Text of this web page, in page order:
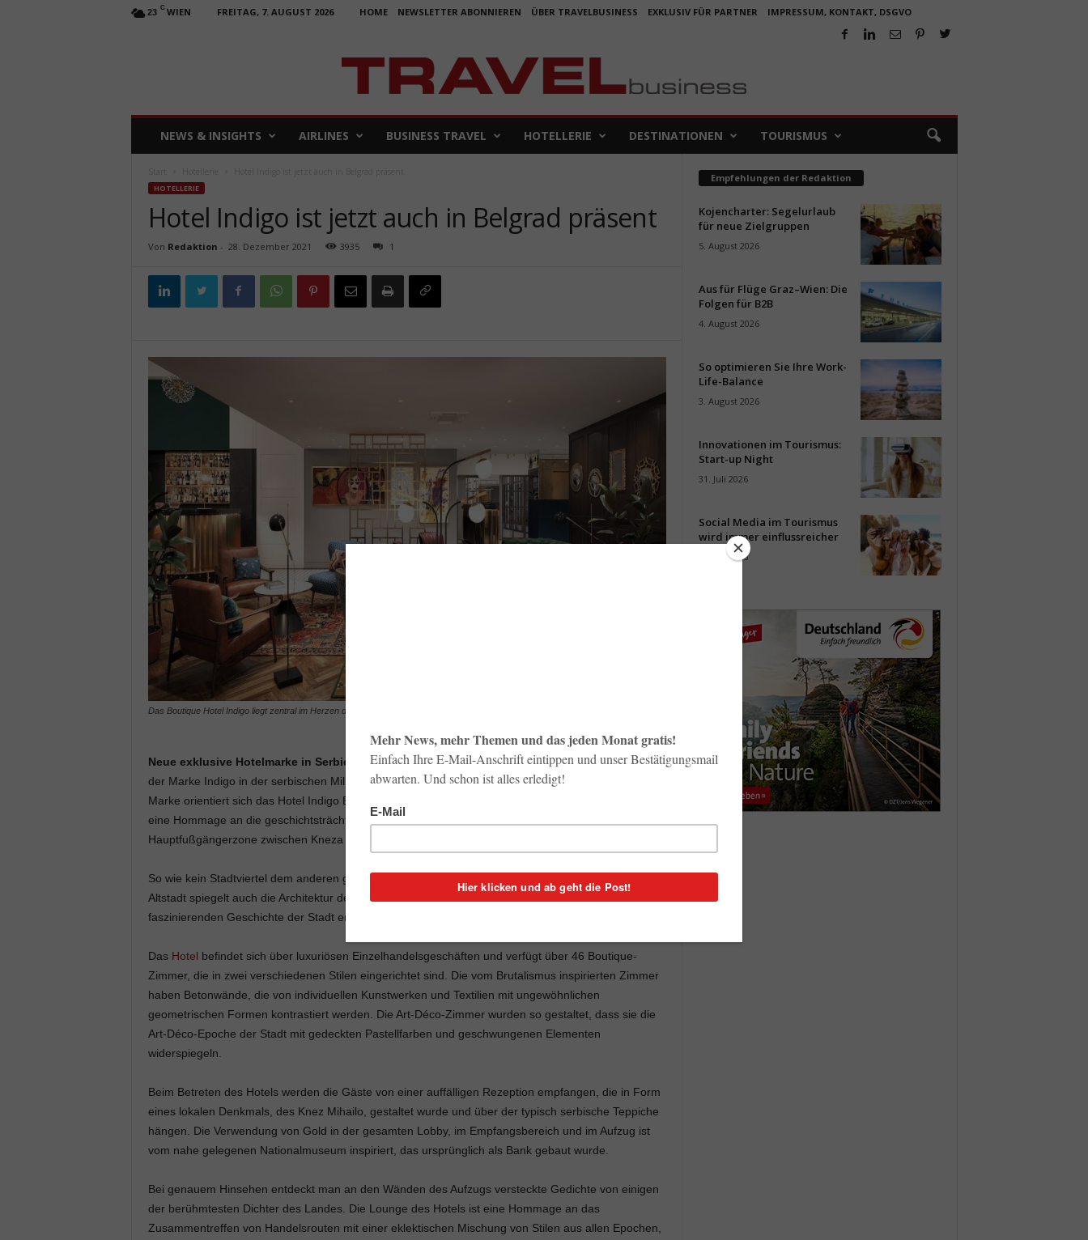
23 C WIEN FREITAG, 7. AUGUST 2026 HOME NEWSLETTER ABONNIEREN ÜBER TRAVELBUSINESS EXKLUSIV FÜR PARTNER IMPRESSUM, KONTAKT, DSGVO
A
NEWS & INSIGHTS AIRLINES BUSINESS TRAVEL HOTELLERIE DESTINATIONEN TOURISMUS
HOTELLERIE
Hotel Indigo ist jetzt auch in Belgrad präsent
Von Redaktion - 28. Dezember 2021 3935 1
Das Boutique Hotel Indigo liegt zentral im Herzen der pulsierenden Metropole Belgrad (Foto: IHG)
Neue exklusive Hotelmarke in Serbien.
Die IHG Hotels & Resorts haben ihr erstes Boutique-Hotel
der Marke Indigo in der serbischen Millionenhauptstadt Belgrad eröffnet. Getreu dem Ethos der
Marke orientiert sich das Hotel Indigo Belgrade in seinem Design an der lokalen Umgebung und ist
eine Hommage an die geschichtsträchtige Vergangenheit der Stadt. Das Hotel liegt zentral in der
Hauptfußgängerzone zwischen Kneza Mihailova Straße und Čika Ljubina Straße.
So wie kein Stadtviertel dem anderen gleicht, so gleicht auch kein Hotel Indigo dem anderen. Wie die
Altstadt spiegelt auch die Architektur des Hotels den Mix aus Kulturen und Stilen wider, der aus der
faszinierenden Geschichte der Stadt entstanden ist.
DasHotel befindet sich über luxuriösen Einzelhandelsgeschäften und verfügt über 46 Boutique-
Zimmer, die in zwei verschiedenen Stilen eingerichtet sind. Die vom Brutalismus inspirierten Zimmer
haben Betonwände, die von individuellen Kunstwerken und Textilien mit ungewöhnlichen
geometrischen Formen kontrastiert werden. Die Art-Déco-Zimmer wurden so gestaltet, dass sie die
Art-Déco-Epoche der Stadt mit gedeckten Pastellfarben und geschwungenen Elementen
widerspiegeln.
Beim Betreten des Hotels werden die Gäste von einer auffälligen Rezeption empfangen, die in Form
eines lokalen Denkmals, des Knez Mihailo, gestaltet wurde und über der typisch serbische Teppiche
hängen. Die Verwendung von Gold in der gesamten Lobby, im Empfangsbereich und im Aufzug ist
vom nahe gelegenen Nationalmuseum inspiriert, das ursprünglich als Bank gebaut wurde.
Bei genauem Hinsehen entdeckt man an den Wänden des Aufzugs versteckte Gedichte von einigen
der berühmtesten Dichter des Landes. Die Lounge des Hotels ist eine Hommage an das
Zusammentreffen von Handelsrouten mit einer eklektischen Mischung von Stilen aus allen Epochen,
Empfehlungen der Redaktion
Kojencharter: Segelurlaub
für neue Zielgruppen
5. August 2026
Aus für Flüge Graz–Wien: Die
Folgen für B2B
4. August 2026
So optimieren Sie Ihre Work-
Life-Balance
3. August 2026
Innovationen im Tourismus:
Start-up Night
31. Juli 2026
Social Media im Tourismus
wird immer einflussreicher
30. Juli 2026